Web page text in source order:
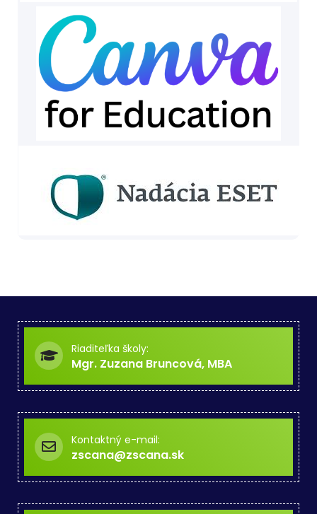
Riaditeľka školy:
Mgr. Zuzana Bruncová, MBA
Kontaktný e-mail:
zscana@zscana.sk